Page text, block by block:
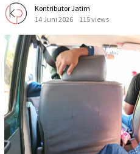
Kontributor Jatim
14 Juni 2026
115 views